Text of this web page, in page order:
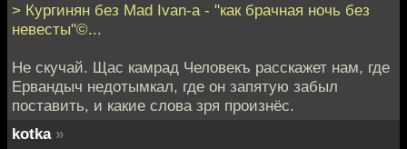
> Кургинян без Mad Ivan-a - "как брачная ночь без
невесты"©...
Не скучай. Щас камрад Человекъ расскажет нам, где
Ервандыч недотымкал, где он запятую забыл
поставить, и какие слова зря произнёс.
kotka »